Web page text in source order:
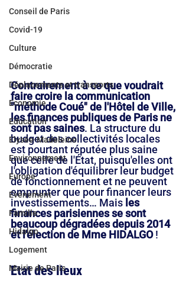
Conseil de Paris
Covid-19
Culture
Démocratie
Déplacements et transports
Economie
Education
Elysée-Madeleine
Environnement
Europe
Evénement
Famille
Hidalgo
Logement
Mairie de Paris
Contrairement à ce que voudrait
faire croire la communication
"méthode Coué" de l'Hôtel de Ville,
les finances publiques de Paris ne
sont pas saines. La structure du
budget des collectivités locales
est pourtant réputée plus saine
que celle de l'État, puisqu'elles ont
l'obligation d'équilibrer leur budget
de fonctionnement et ne peuvent
emprunter que pour financer leurs
investissements… Mais les
finances parisiennes se sont
beaucoup dégradées depuis 2014
et l'élection de Mme HIDALGO !
Etat des lieux